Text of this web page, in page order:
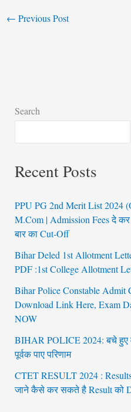
← Previous Post
Search
Recent Posts
PPU PG 2nd Merit List 2024
M.Com | Admission Fees दे
बार का Cut-Off
Bihar Deled 1st Allotment
PDF :1st College Allotment
Bihar Police Constable Admit
Download Link Here, Exam
NOW
BIHAR POLICE 2024: बचे
पूर्वक पाए परिणाम
CTET RESULT 2024 :
जाने कैसे कर सकते है Result को